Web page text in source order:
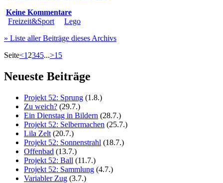
Keine Kommentare
Freizeit&Sport
Lego
» Liste aller Beiträge dieses Archivs
Seite<1 2345...>15
Neueste Beiträge
Projekt 52: Sprung (1.8.)
Zu weich? (29.7.)
Ein Dienstag in Bildern (28.7.)
Projekt 52: Selbermachen (25.7.)
Lila Zelt (20.7.)
Projekt 52: Sonnenstrahl (18.7.)
Offenbad (13.7.)
Projekt 52: Ball (11.7.)
Projekt 52: Sammlung (4.7.)
Variabler Zug (3.7.)